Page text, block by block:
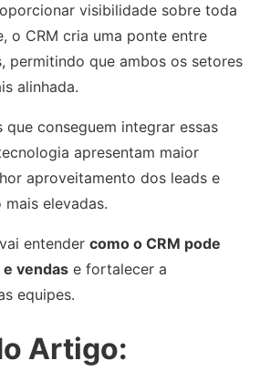
visibilidade sobre toda
o CRM cria uma ponte entre
permitindo que ambos os setores
alinhada.
que conseguem integrar essas
apresentam maior
aproveitamento dos leads e
elevadas.
entender como o CRM pode
vendas e fortalecer a
equipes.
Artigo: